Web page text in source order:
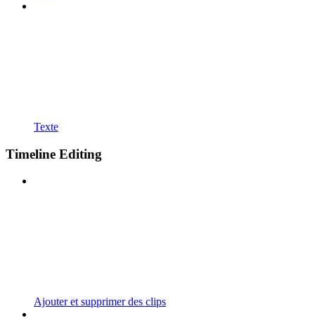
Texte
Timeline Editing
Ajouter et supprimer des clips